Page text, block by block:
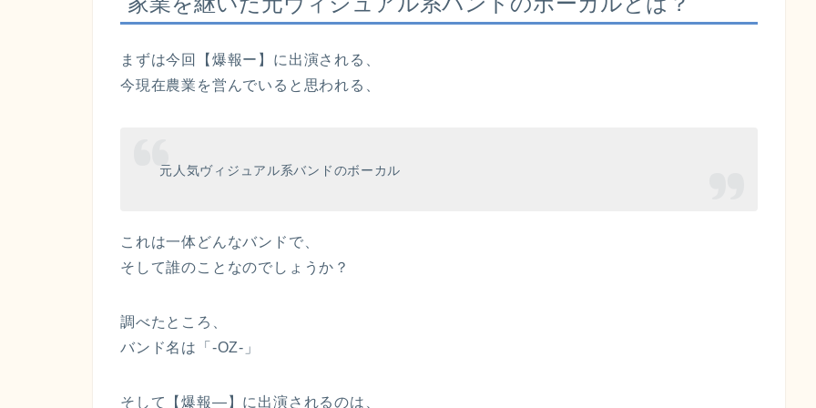
まずは今回【爆報ー】に出演される、
今現在農業を営んでいると思われる、
元人気ヴィジュアル系バンドのボーカル
これは一体どんなバンドで、
そして誰のことなのでしょうか？
調べたところ、
バンド名は「-OZ-」
そして【爆報―】に出演されるのは、